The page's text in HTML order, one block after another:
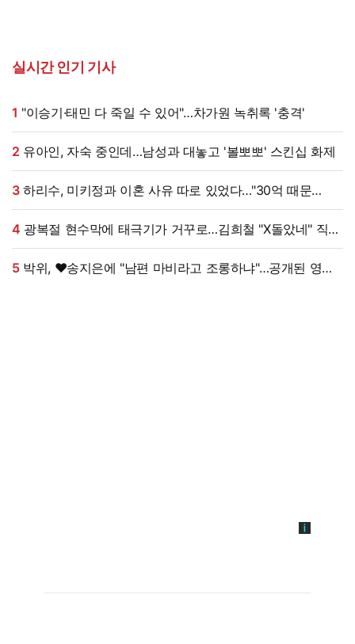
실시간 인기 기사
1 "이승기·태민 다 죽일 수 있어"…차가원 녹취록 '충격'
2 유아인, 자숙 중인데…남성과 대놓고 '볼뽀뽀' 스킨십 화제
3하리수, 미키정과 이혼 사유 따로 있었다…"30억 때문
아냐"
4
댓글까지 남겼다
5박위, ♥송지은에 "남편 마비라고 조롱하냐"…공개된 영상